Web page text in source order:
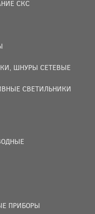
СКС
ШНУРЫ СЕТЕВЫЕ
СВЕТИЛЬНИКИ
ПРИБОРЫ